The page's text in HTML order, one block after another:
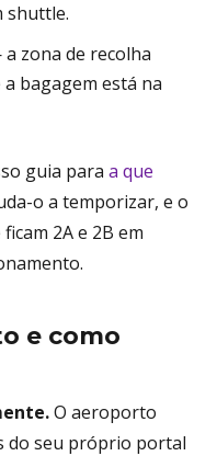
shuttle.
zona de recolha
bagagem está na
guia para a que
o a temporizar, e o
2A e 2B em
e como
O aeroporto
do seu próprio portal